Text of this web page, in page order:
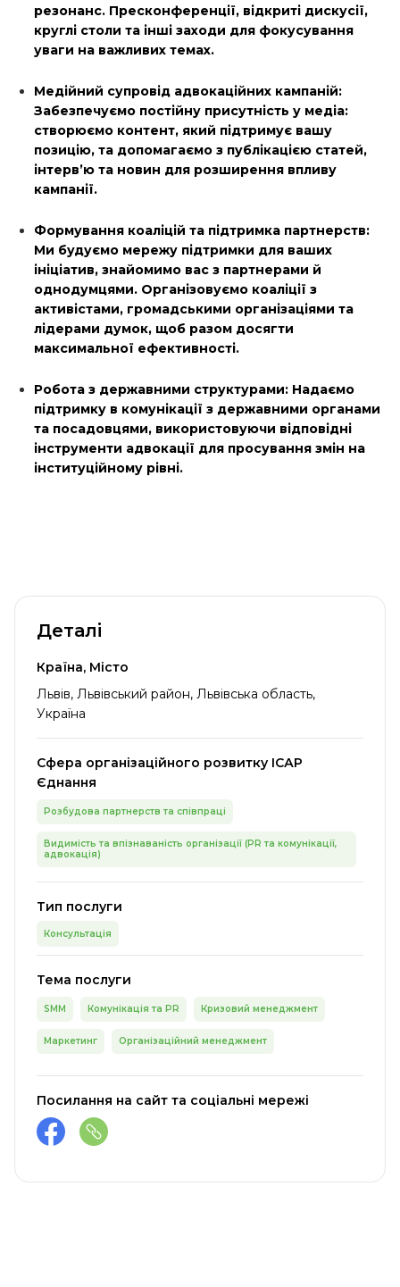
резонанс. Пресконференції, відкриті дискусії,
круглі столи та інші заходи для фокусування
уваги на важливих темах.
Медійний супровід адвокаційних кампаній:
Забезпечуємо постійну присутність у медіа:
створюємо контент, який підтримує вашу
позицію, та допомагаємо з публікацією статей,
інтерв’ю та новин для розширення впливу
кампанії.
Формування коаліцій та підтримка партнерств:
Ми будуємо мережу підтримки для ваших
ініціатив, знайомимо вас з партнерами й
однодумцями. Організовуємо коаліції з
активістами, громадськими організаціями та
лідерами думок, щоб разом досягти
максимальної ефективності.
Робота з державними структурами: Надаємо
підтримку в комунікації з державними органами
та посадовцями, використовуючи відповідні
інструменти адвокації для просування змін на
інституційному рівні.
Деталі
Країна, Місто
Львів, Львівський район, Львівська область,
Україна
Сфера організаційного розвитку ІСАР
Єднання
Розбудова партнерств та співпраці
Видимість та впізнаваність організації (PR та комунікації,
адвокація)
Тип послуги
Консультація
Тема послуги
SMM Комунікація та PR Кризовий менеджмент
Маркетинг Організаційний менеджмент
Посилання на сайт та соціальні мережі